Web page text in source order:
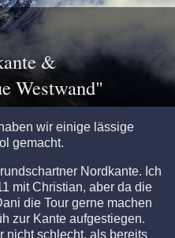
&
Westwand"
wir einige lässige
gemacht.
Nordkante. Ich
mit Christian, aber da die
die Tour gerne machen
zur Kante aufgestiegen.
nicht schlecht, als bereits